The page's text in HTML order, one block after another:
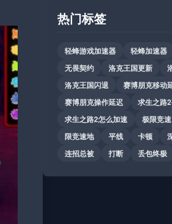
热门标签
轻蜂游戏加速器 轻蜂加速器
无畏契约
洛克王国更新
洛克王国闪退
赛博朋克移动
赛博朋克操作延迟
求生之路
求生之路2怎么加速
极限竞速
限竞速地
平线 卡顿
连招总被
打断 丢包终极